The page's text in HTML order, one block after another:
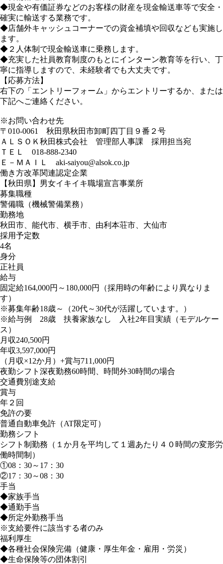
◆現金や有価証券などのお客様の財産を現金輸送車等で安全・
確実に輸送する業務です。
◆店舗外キャッシュコーナーでの資金補填や回収なども実施し
ます。
◆２人体制で現金輸送車に乗務します。
◆充実した社員教育制度のもとにインターン教育等を行い、丁
寧に指導しますので、未経験者でも大丈夫です。
【応募方法】
右下の「エントリーフォーム」からエントリーするか、または
下記へご連絡ください。
※お問い合わせ先
〒010-0061 秋田県秋田市卸町四丁目９番２号
ＡＬＳＯＫ秋田株式会社 管理部人事課 採用担当宛
ＴＥＬ 018-888-2340
Ｅ－ＭＡＩＬ aki-saiyou@alsok.co.jp
働き方改革関連認定企業
【秋田県】男女イキイキ職場宣言事業所
募集職種
警備職（機械警備業務）
勤務地
秋田市、能代市、横手市、由利本荘市、大仙市
採用予定数
4名
身分
正社員
給与
固定給164,000円～180,000円（採用時の年齢により異なりま
す）
※募集年齢18歳～（20代～30代が活躍しています。）
※給与例 28歳 扶養家族なし 入社2年目実績（モデルケー
ス）
月収240,500円
年収3,597,000円
（月収×12か月）+賞与711,000円
夜勤シフト深夜勤務60時間、時間外30時間の場合
交通費別途支給
賞与
年２回
免許の要
普通自動車免許（AT限定可）
勤務シフト
シフト制勤務（１か月を平均して１週あたり４０時間の変形労
働時間制）
①08：30～17：30
②17：30～08：30
手当
◆家族手当
◆通勤手当
◆所定外勤務手当
※支給要件に該当する者のみ
福利厚生
◆各種社会保険完備（健康・厚生年金・雇用・労災）
◆生命保険等の団体割引